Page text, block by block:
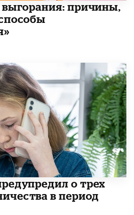
причины,
о трех
в период